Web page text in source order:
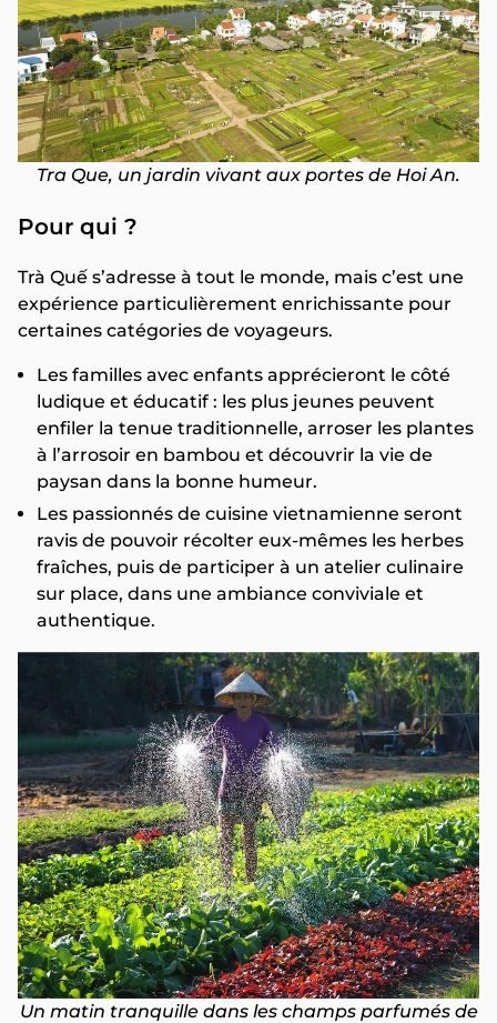
Tra Que, un jardin vivant aux portes de Hoi An.
Pour qui ?
Trà Quế s’adresse à tout le monde, mais c’est une
expérience particulièrement enrichissante pour
certaines catégories de voyageurs.
Les familles avec enfants apprécieront le côté
ludique et éducatif : les plus jeunes peuvent
enfiler la tenue traditionnelle, arroser les plantes
à l’arrosoir en bambou et découvrir la vie de
paysan dans la bonne humeur.
Les passionnés de cuisine vietnamienne seront
ravis de pouvoir récolter eux-mêmes les herbes
fraîches, puis de participer à un atelier culinaire
sur place, dans une ambiance conviviale et
authentique.
Un matin tranquille dans les champs parfumés de